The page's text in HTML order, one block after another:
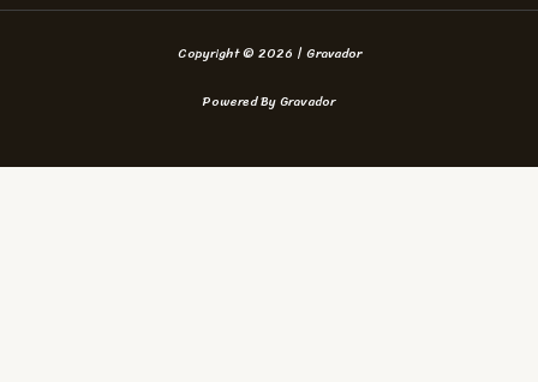
Copyright © 2026 | Gravador
Powered By Gravador